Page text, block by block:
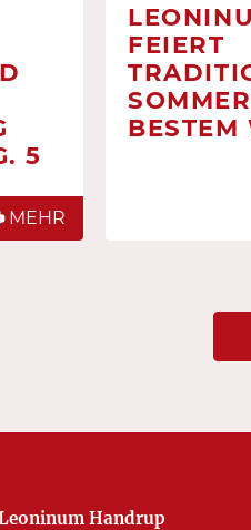
5
MEHR
FEIERT
BESTEM
Handrup